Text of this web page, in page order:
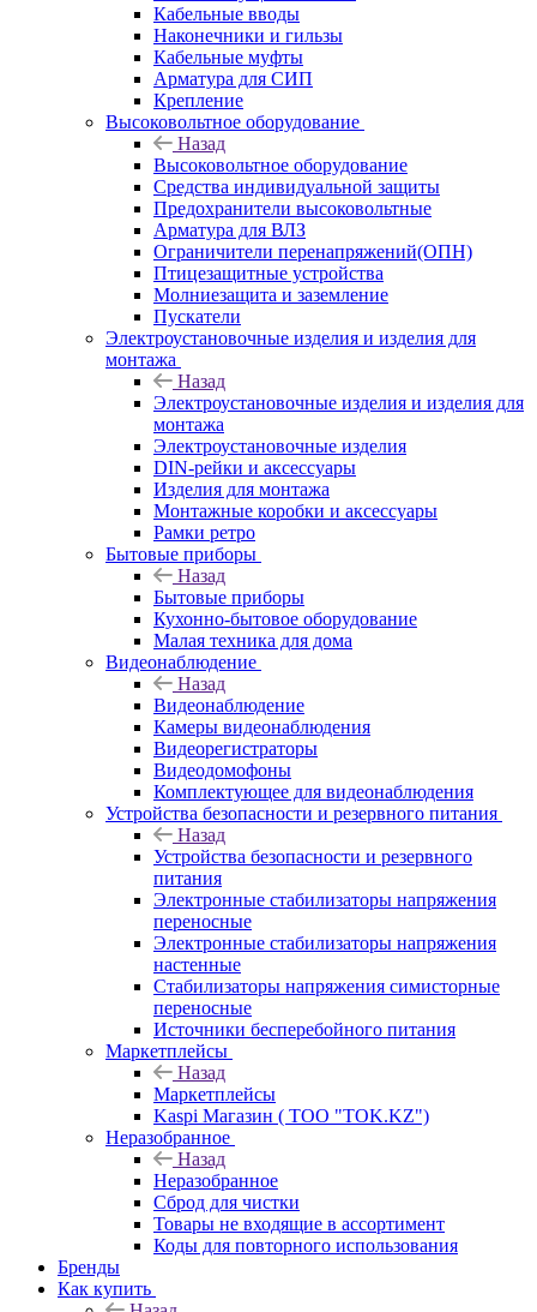
Кабельные вводы
Наконечники и гильзы
Кабельные муфты
Арматура для СИП
Крепление
Высоковольтное оборудование
Назад
Высоковольтное оборудование
Средства индивидуальной защиты
Предохранители высоковольтные
Арматура для ВЛЗ
Ограничители перенапряжений(ОПН)
Птицезащитные устройства
Молниезащита и заземление
Пускатели
Электроустановочные изделия и изделия для
монтажа
Назад
Электроустановочные изделия и изделия для
монтажа
Электроустановочные изделия
DIN-рейки и аксессуары
Изделия для монтажа
Монтажные коробки и аксессуары
Рамки ретро
Бытовые приборы
Назад
Бытовые приборы
Кухонно-бытовое оборудование
Малая техника для дома
Видеонаблюдение
Назад
Видеонаблюдение
Камеры видеонаблюдения
Видеорегистраторы
Видеодомофоны
Комплектующее для видеонаблюдения
Устройства безопасности и резервного питания
Назад
Устройства безопасности и резервного
питания
Электронные стабилизаторы напряжения
переносные
Электронные стабилизаторы напряжения
настенные
Стабилизаторы напряжения симисторные
переносные
Источники бесперебойного питания
Маркетплейсы
Назад
Маркетплейсы
Kaspi Магазин ( ТОО "TOK.KZ")
Неразобранное
Назад
Неразобранное
Сброд для чистки
Товары не входящие в ассортимент
Коды для повторного использования
Бренды
Как купить